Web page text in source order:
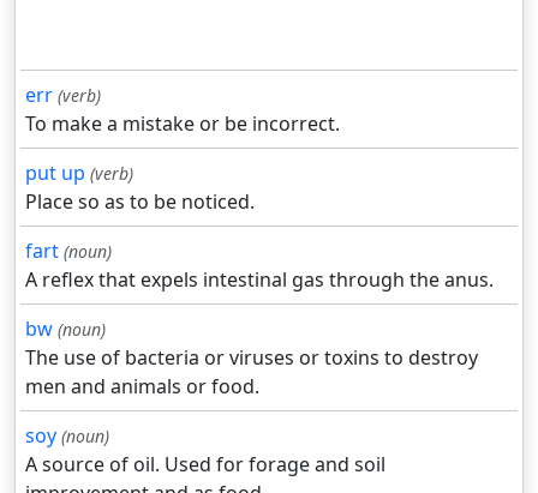
err (verb)
To make a mistake or be incorrect.
put up (verb)
Place so as to be noticed.
fart (noun)
A reflex that expels intestinal gas through the anus.
bw (noun)
The use of bacteria or viruses or toxins to destroy
men and animals or food.
soy (noun)
A source of oil. Used for forage and soil